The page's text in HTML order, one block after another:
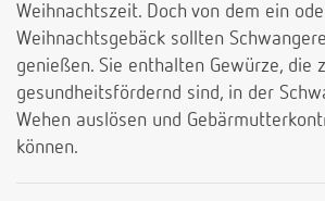
Weihnachtszeit. Doch von dem ein
Weihnachtsgebäck sollten
genießen. Sie enthalten Gewürze, die
gesundheitsfördernd sind, in der
Wehen auslösen und
können.